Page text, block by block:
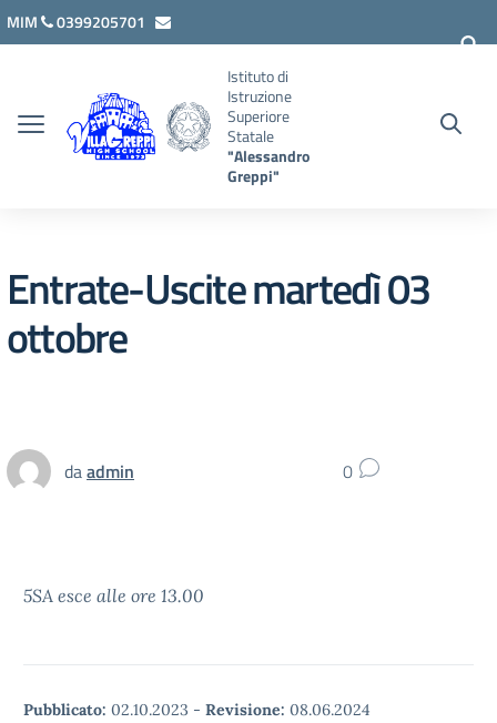
Vai ai contenuti
Vai al menu di navigazione
Vai al footer
MIM
0399205701
Istituto di
Istruzione
Superiore
Statale
"Alessandro
Greppi"
Entrate-Uscite martedì 03
ottobre
daadmin 0
5SA esce alle ore 13.00
Pubblicato: 02.10.2023 - Revisione: 08.06.2024